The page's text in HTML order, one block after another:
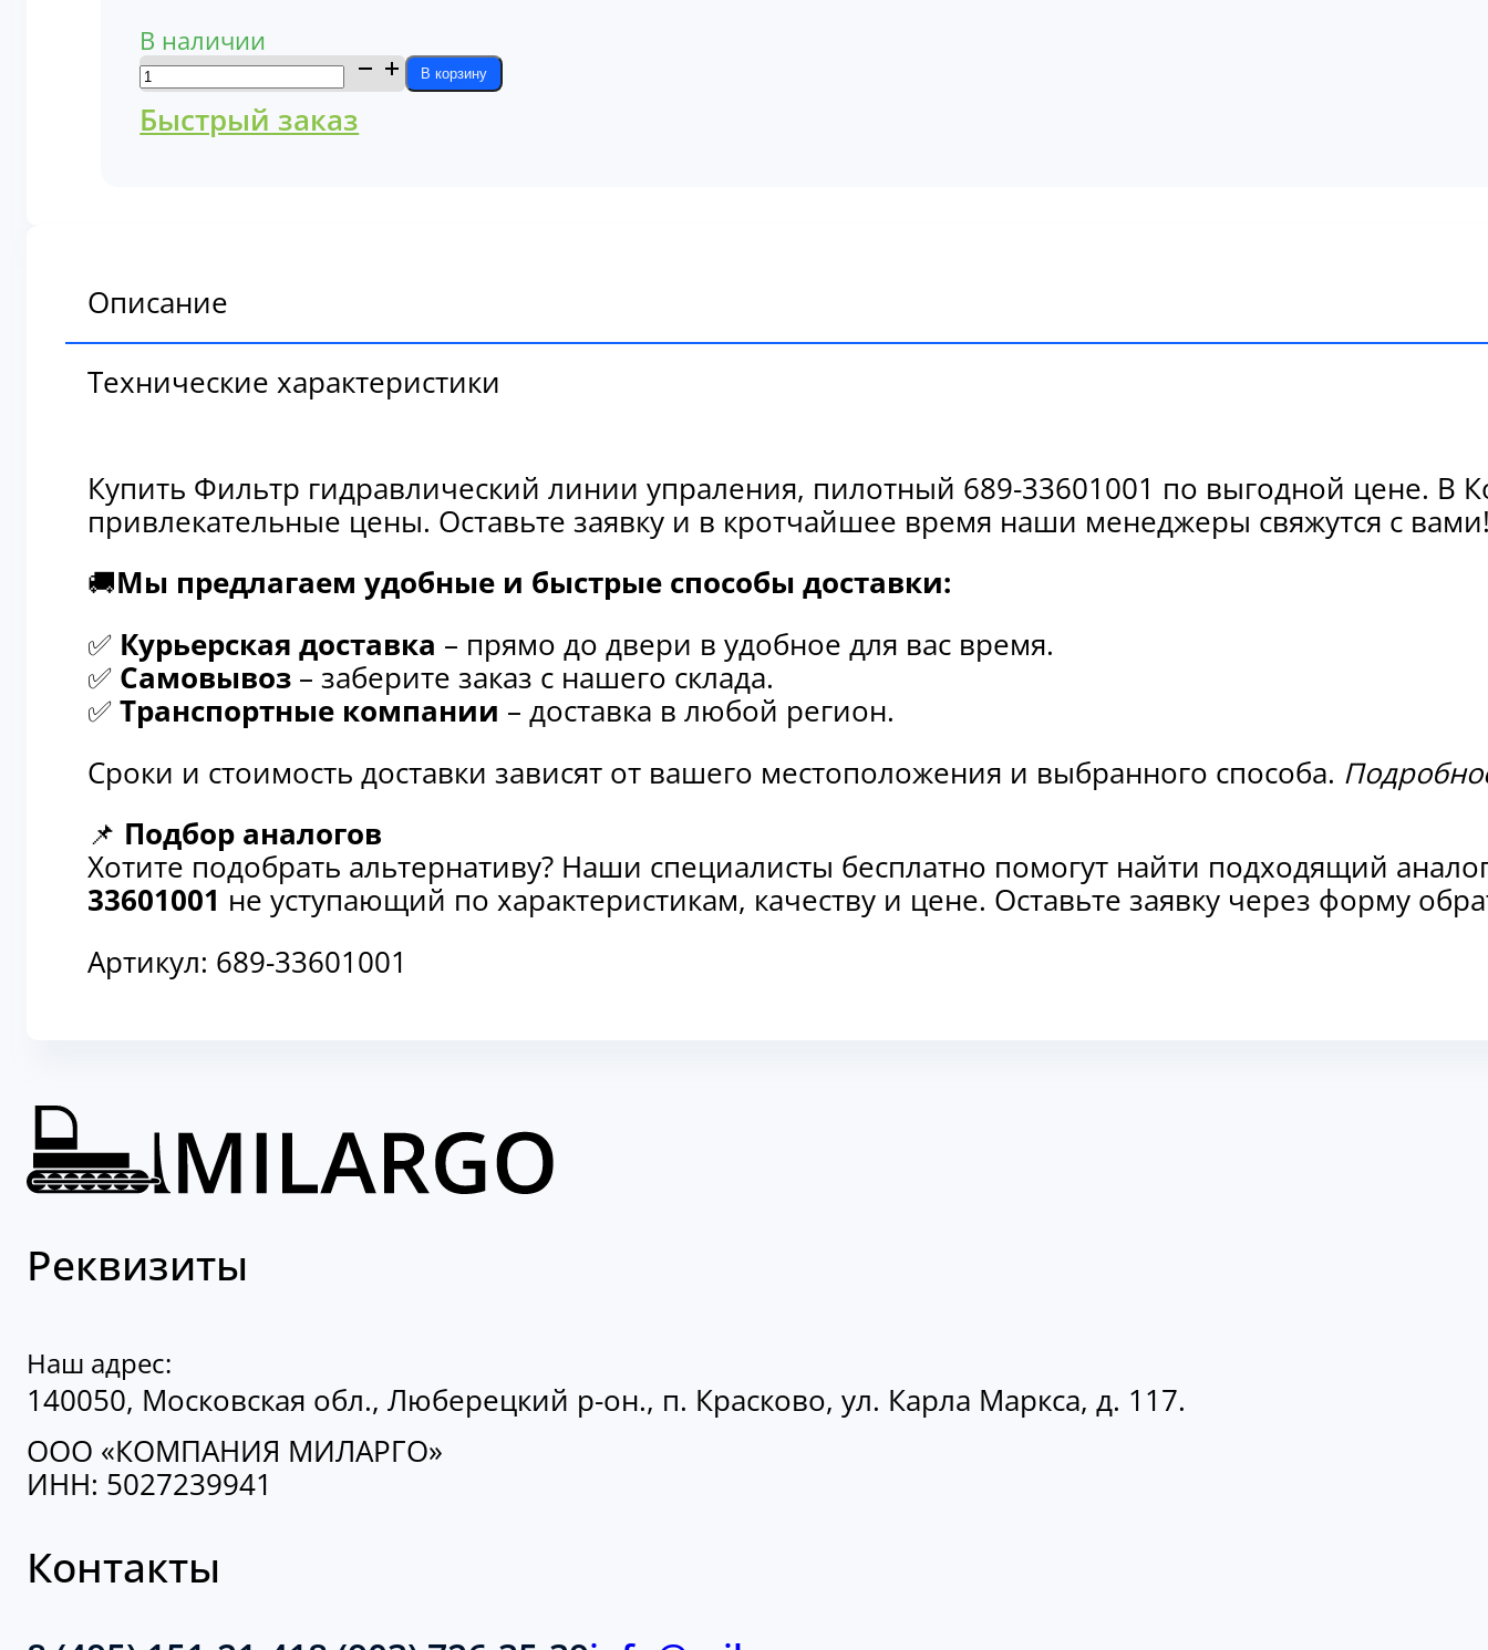
В наличии
Количество
товара
Фильтр
689-
33601001
В корзину
Быстрый заказ
Описание
Технические характеристики
Купить Фильтр гидравлический линии упраления, пилотный 689-33601001 по выгодной цене.
привлекательные цены. Оставьте заявку и в кротчайшее время наши менеджеры свяжутся с
🚚Мы предлагаем удобные и быстрые способы доставки:
✅ Курьерская доставка – прямо до двери в удобное для вас время.
✅ Самовывоз – заберите заказ с нашего склада.
✅ Транспортные компании – доставка в любой регион.
Сроки и стоимость доставки зависят от вашего местоположения и выбранного способа.
📌 Подбор аналогов
Хотите подобрать альтернативу? Наши специалисты бесплатно помогут найти подходящий
33601001 не уступающий по характеристикам, качеству и цене. Оставьте заявку через форму
Артикул: 689-33601001
Реквизиты
Наш адрес:
140050, Московская обл., Люберецкий р-он., п. Красково, ул. Карла Маркса, д. 117.
ООО «КОМПАНИЯ МИЛАРГО»
ИНН: 5027239941
Контакты